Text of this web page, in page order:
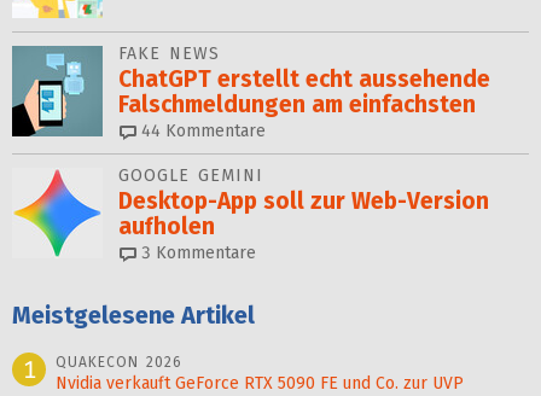
FAKE NEWS
ChatGPT erstellt echt aussehende
Falsch­mel­dungen am einfachsten
44 Kommentare
GOOGLE GEMINI
Desktop-App soll zur Web-Version
aufholen
3 Kommentare
Meistgelesene Artikel
1
QUAKECON 2026
Nvidia verkauft GeForce RTX 5090 FE und Co. zur UVP